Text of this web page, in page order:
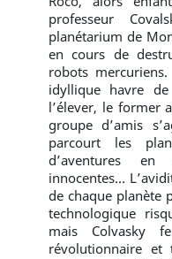
professeur
planétarium de
en cours de
robots
idyllique havre
l’élever, le former
groupe d’amis
parcourt les
d’aventures
innocentes…
de chaque planète
technologique
mais Colvasky
révolutionnaire